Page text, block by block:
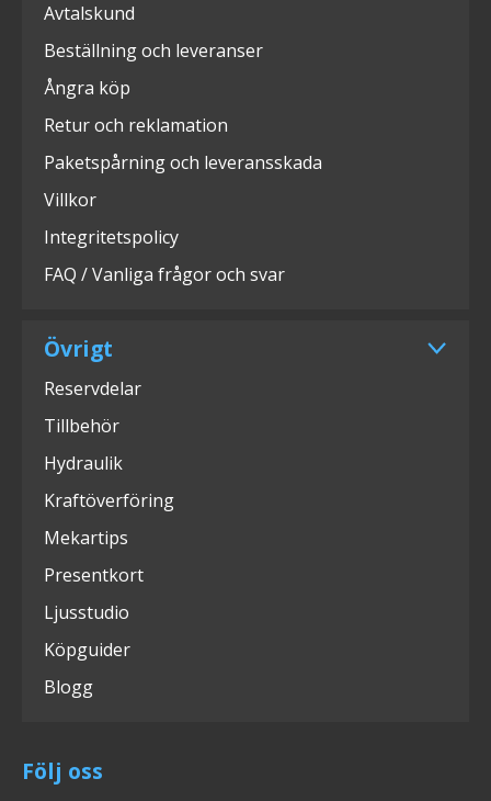
Avtalskund
Beställning och leveranser
Ångra köp
Retur och reklamation
Paketspårning och leveransskada
Villkor
Integritetspolicy
FAQ / Vanliga frågor och svar
Övrigt
Reservdelar
Tillbehör
Hydraulik
Kraftöverföring
Mekartips
Presentkort
Ljusstudio
Köpguider
Blogg
Följ oss